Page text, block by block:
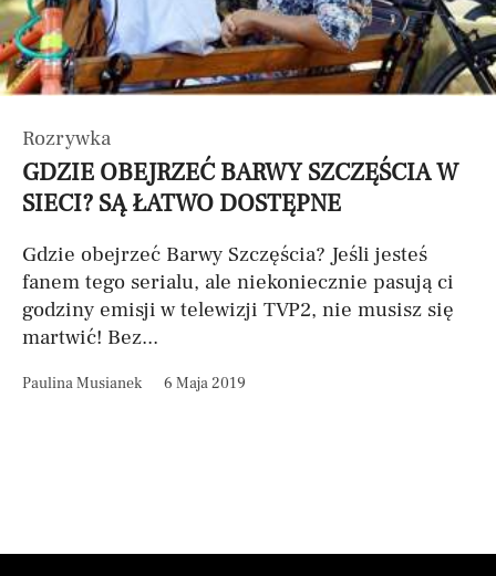
Rozrywka
GDZIE OBEJRZEĆ BARWY SZCZĘŚCIA W
SIECI? SĄ ŁATWO DOSTĘPNE
Gdzie obejrzeć Barwy Szczęścia? Jeśli jesteś
fanem tego serialu, ale niekoniecznie pasują ci
godziny emisji w telewizji TVP2, nie musisz się
martwić! Bez...
Paulina Musianek 6 Maja 2019